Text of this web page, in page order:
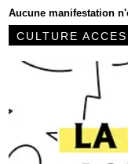
Aucune manifestation
CULTURE